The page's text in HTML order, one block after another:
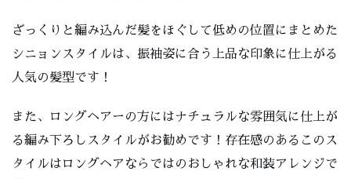
ざっくりと編み込んだ髪をほぐして低めの位置にまとめた
シニョンスタイルは、振袖姿に合う上品な印象に仕上がる
人気の髪型です！
また、ロングヘアーの方にはナチュラルな雰囲気に仕上が
る編み下ろしスタイルがお勧めです！存在感のあるこのス
タイルはロングヘアならではのおしゃれな和装アレンジで